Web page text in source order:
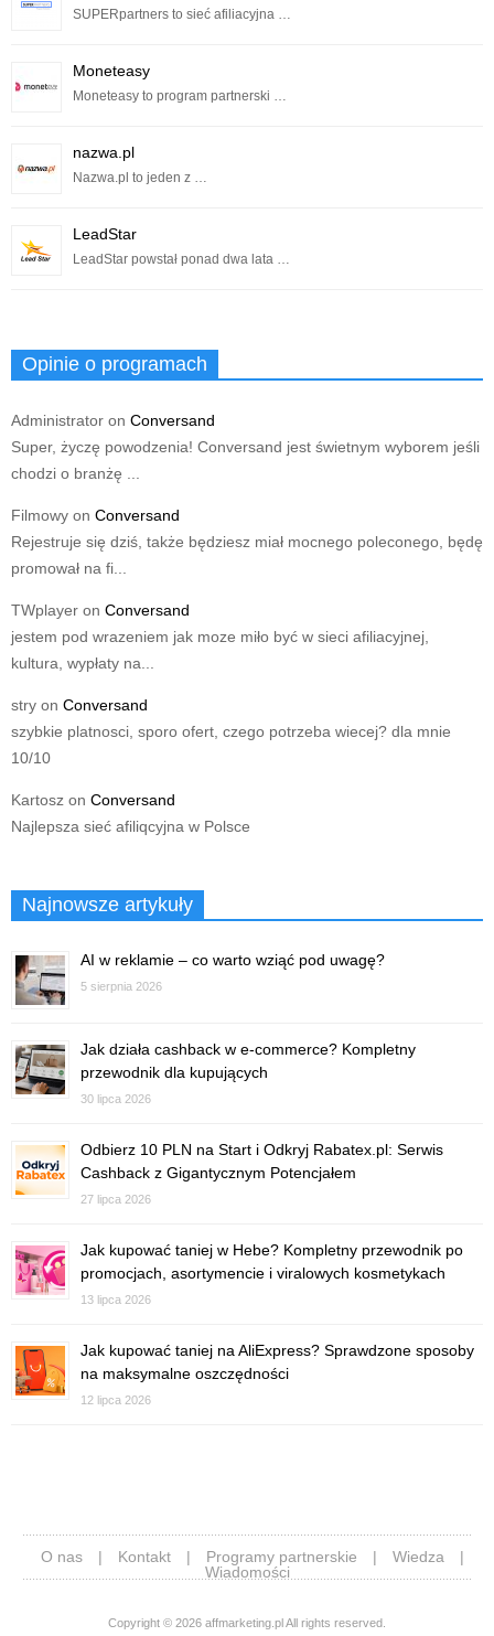
SUPERpartners to sieć afiliacyjna …
Moneteasy
Moneteasy to program partnerski …
nazwa.pl
Nazwa.pl to jeden z …
LeadStar
LeadStar powstał ponad dwa lata …
Opinie o programach
Administrator on Conversand
Super, życzę powodzenia! Conversand jest świetnym wyborem jeśli
chodzi o branżę ...
Filmowy on Conversand
Rejestruje się dziś, także będziesz miał mocnego poleconego, będę
promował na fi...
TWplayer on Conversand
jestem pod wrazeniem jak moze miło być w sieci afiliacyjnej,
kultura, wypłaty na...
stry on Conversand
szybkie platnosci, sporo ofert, czego potrzeba wiecej? dla mnie
10/10
Kartosz on Conversand
Najlepsza sieć afiliqcyjna w Polsce
Najnowsze artykuły
AI w reklamie – co warto wziąć pod uwagę?
5 sierpnia 2026
Jak działa cashback w e-commerce? Kompletny
przewodnik dla kupujących
30 lipca 2026
Odbierz 10 PLN na Start i Odkryj Rabatex.pl: Serwis
Cashback z Gigantycznym Potencjałem
27 lipca 2026
Jak kupować taniej w Hebe? Kompletny przewodnik po
promocjach, asortymencie i viralowych kosmetykach
13 lipca 2026
Jak kupować taniej na AliExpress? Sprawdzone sposoby
na maksymalne oszczędności
12 lipca 2026
O nas | Kontakt | Programy partnerskie | Wiedza
|
Wiadomości
Copyright © 2026 affmarketing.pl All rights reserved.